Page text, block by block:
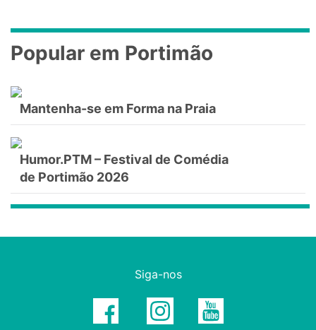
Popular em Portimão
Mantenha-se em Forma na Praia
Humor.PTM – Festival de Comédia
de Portimão 2026
Siga-nos